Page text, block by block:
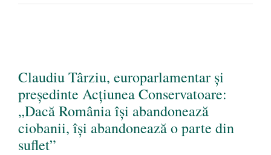
Claudiu Târziu, europarlamentar și
președinte Acțiunea Conservatoare:
„Dacă România își abandonează
ciobanii, își abandonează o parte din
suflet”